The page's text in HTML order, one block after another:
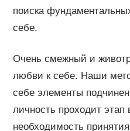
поиска
себе.
Очень смежный и
любви к себе. Наши
себе элементы
личность проходит этап
необходимость